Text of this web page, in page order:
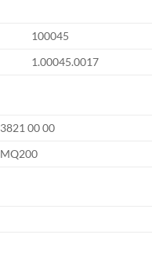
100045
1.00045.0017
3821 00 00
MQ200